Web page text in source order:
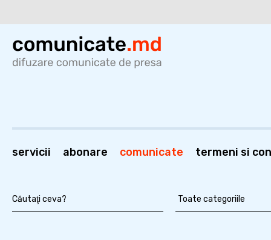
servicii abonare comunicate termeni si